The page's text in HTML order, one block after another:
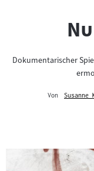
"
Dokumentarischer
Von
Susanne